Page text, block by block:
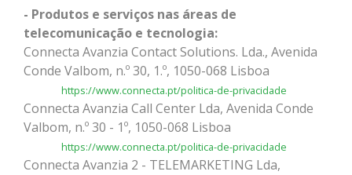
- Produtos e serviços nas áreas de
telecomunicação e tecnologia:
Connecta Avanzia Contact Solutions. Lda., Avenida
Conde Valbom, n.º 30, 1.º, 1050-068 Lisboa
https://www.connecta.pt/politica-de-privacidade
Connecta Avanzia Call Center Lda, Avenida Conde
Valbom, n.º 30 - 1º, 1050-068 Lisboa
https://www.connecta.pt/politica-de-privacidade
Connecta Avanzia 2 - TELEMARKETING Lda,